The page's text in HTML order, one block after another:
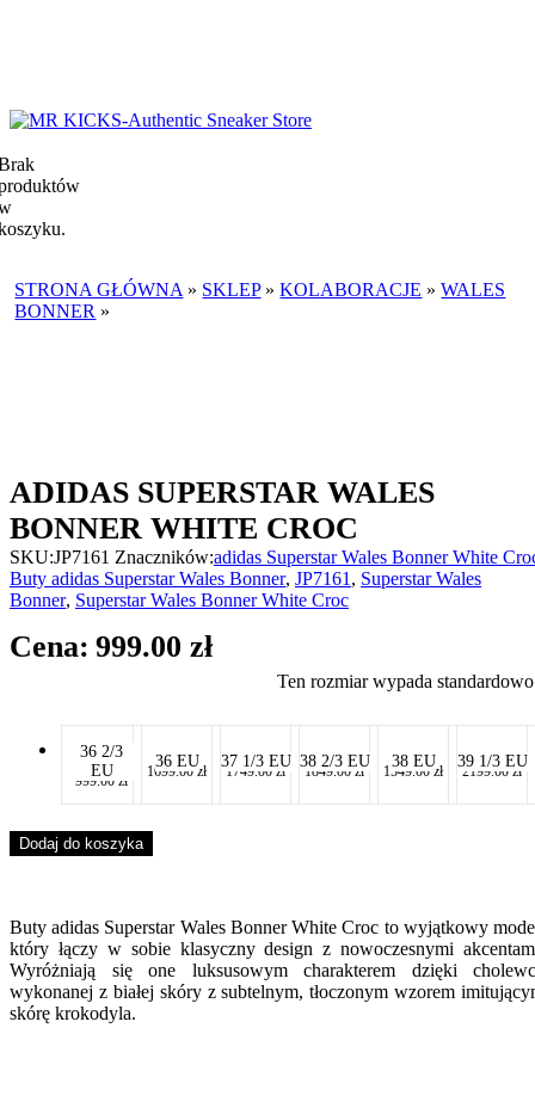
STRONA GŁÓWNA » SKLEP»KOLABORACJE »WALES
BONNER »
ADIDAS SUPERSTAR WALES
BONNER WHITE CROC
999.00 zł
Butyadidas Superstar Wales Bonner White Croc to wyjątkowy
który łączy w sobie klasyczny design z nowoczesnymi
Wyróżniają się one luksusowym charakterem dzięki
wykonanej z białej skóry z subtelnym, tłoczonym wzorem
skórę krokodyla.
-
36 2/3
EU
-
999.00 zł
-
36 EU
-
1699.00zł
-
37 1/3 EU
-
1749.00zł
-
38 2/3 EU
-
1849.00zł
-
38 EU
-
1549.00zł
-
39 1/3 EU
-
2199.00zł
Dodaj do koszyka
SKU:JP7161 Znaczników:adidas Superstar Wales Bonner White
Buty adidas Superstar Wales Bonner, JP7161 , Superstar Wales
Bonner, Superstar Wales Bonner White Croc
Ten rozmiar wypada